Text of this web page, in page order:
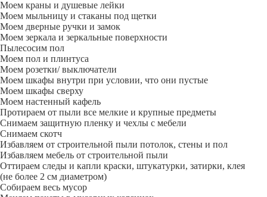
Моем краны и душевые лейки
Моем мыльницу и стаканы под щетки
Моем дверные ручки и замок
Моем зеркала и зеркальные поверхности
Пылесосим пол
Моем пол и плинтуса
Моем розетки/ выключатели
Моем шкафы внутри при условии, что они пустые
Моем шкафы сверху
Моем настенный кафель
Протираем от пыли все мелкие и крупные предметы
Снимаем защитную пленку и чехлы с мебели
Снимаем скотч
Избавляем от строительной пыли потолок, стены и пол
Избавляем мебель от строительной пыли
Оттираем следы и капли краски, штукатурки, затирки, клея
(не более 2 см диаметром)
Собираем весь мусор